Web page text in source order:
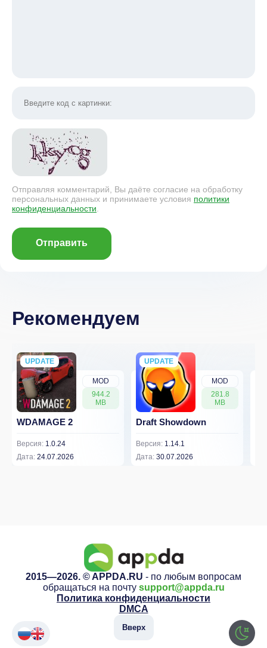
Отправляя комментарий, Вы даёте согласие на обработку
персональных данных и принимаете условия политики
конфиденциальности.
Отправить
Рекомендуем
MOD
944.2
MB
UPDATE
NEW
WDAMAGE 2
Версия: 1.0.24
Дата: 24.07.2026
MOD
281.8
MB
UPDATE
NEW
Draft Showdown
Версия: 1.14.1
Дата: 30.07.2026
2015—2026. © APPDA.RU - по любым вопросам
обращаться на почту support@appda.ru
Политика конфиденциальности
DMCA
Вверх